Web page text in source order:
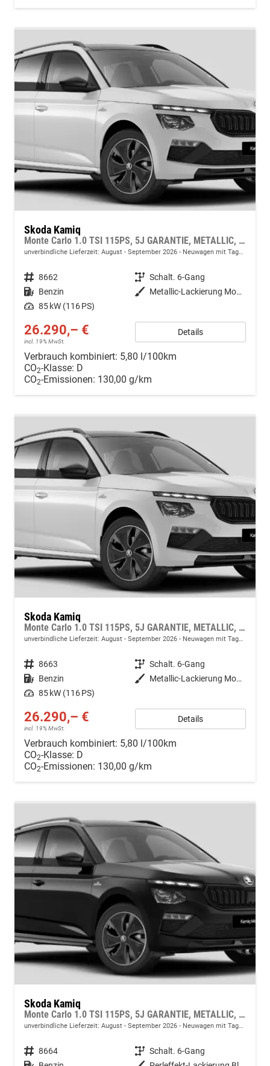
Skoda Kamiq
Monte Carlo 1.0 TSI 115PS, 5J GARANTIE, METALLIC, ELE. HECKKLAPPE, ANHÄNGERKUPPLUNG, BEH. FRONTSCHEIBE, MATRIX-LED, PANORAMADACH, Sitzheizung, Lenkradheizung, Ladeboden, ACC, SIDE Assist, Virtual Cockpit 10", Parksensoren, Kamera, KESSY, Privacy, 17" Alu, Climatroni
unverbindliche Lieferzeit: August - September 2026 Neuwagen mit Tageszulassung
Fahrzeugnr. 8662 Getriebe Schalt. 6-Gang
Kraftstoff Benzin Außenfarbe
Metallic-Lackierung Moon-Weiß
Leistung 85 kW (116 PS)
26.290,– €
incl. 19% MwSt.
Details
Verbrauch kombiniert: 5,80 l/100km
CO2-Klasse: D
CO2-Emissionen: 130,00 g/km
Skoda Kamiq
Monte Carlo 1.0 TSI 115PS, 5J GARANTIE, METALLIC, ELE. HECKKLAPPE, ANHÄNGERKUPPLUNG, BEH. FRONTSCHEIBE, MATRIX-LED, PANORAMADACH, Sitzheizung, Lenkradheizung, Ladeboden, ACC, SIDE Assist, Virtual Cockpit 10", Parksensoren, Kamera, KESSY, Privacy, 17" Alu, Climatroni
unverbindliche Lieferzeit: August - September 2026 Neuwagen mit Tageszulassung
Fahrzeugnr. 8663 Getriebe Schalt. 6-Gang
Kraftstoff Benzin Außenfarbe
Metallic-Lackierung Moon-Weiß
Leistung 85 kW (116 PS)
26.290,– €
incl. 19% MwSt.
Details
Verbrauch kombiniert: 5,80 l/100km
CO2-Klasse: D
CO2-Emissionen: 130,00 g/km
Skoda Kamiq
Monte Carlo 1.0 TSI 115PS, 5J GARANTIE, METALLIC, ELE. HECKKLAPPE, ANHÄNGERKUPPLUNG, BEH. FRONTSCHEIBE, MATRIX-LED, PANORAMADACH, Sitzheizung, Lenkradheizung, Ladeboden, ACC, SIDE Assist, Virtual Cockpit 10", Parksensoren, Kamera, KESSY, Privacy, 17" Alu, Climatroni
unverbindliche Lieferzeit: August - September 2026 Neuwagen mit Tageszulassung
Fahrzeugnr. 8664 Getriebe Schalt. 6-Gang